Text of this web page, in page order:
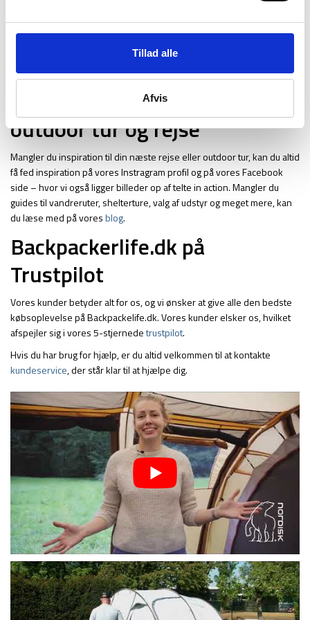
Tillad alle
Afvis
Hvis du har brug for et 5-8 personers telt til en knivskarp pris, kan du
løbende opdateret med de udsalg vi kører. Det er fuldstændig gratis
at få nyhedsbrevet og du kan altid framelde dig igen.
Få inspiration til din næste
outdoor tur og rejse
Mangler du inspiration til din næste rejse eller outdoor tur, kan du altid
få fed inspiration på vores Instragram profil og på vores Facebook
side – hvor vi også ligger billeder op af telte in action. Mangler du
guides til vandreruter, shelterture, valg af udstyr og meget mere, kan
du læse med på voresblog.
Backpackerlife.dk på
Trustpilot
Vores kunder betyder alt for os, og vi ønsker at give alle den bedste
købsoplevelse på Backpackelife.dk. Vores kunder elsker os, hvilket
afspejler sig i vores 5-stjernedetrustpilot.
Hvis du har brug for hjælp, er du altid velkommen til at kontakte
kundeservice, der står klar til at hjælpe dig.